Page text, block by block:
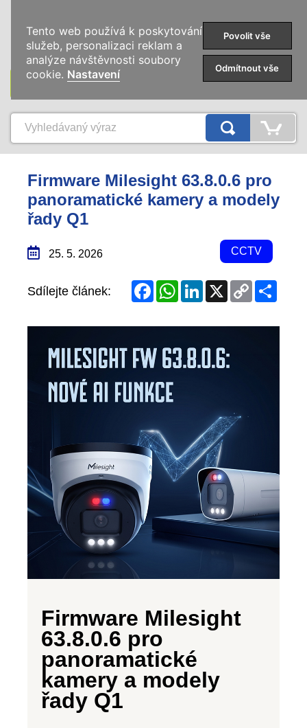
KATEGORIE
Firmware Milesight 63.8.0.6 pro
panoramatické kamery a modely
řady Q1
25. 5. 2026 CCTV
Sdílejte článek: FacebookWhatsAppLinkedIn
Copy
Link
Tento web používá k poskytování
služeb, personalizaci reklam a
analýze návštěvnosti soubory
cookie. Nastavení
Povolit vše
Odmítnout vše